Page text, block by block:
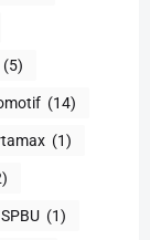
(5)
(14)
(1)
SPBU (1)